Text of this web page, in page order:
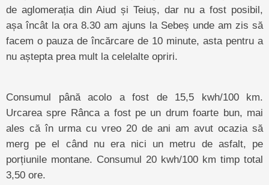
de aglomerația din Aiud și Teiuș, dar nu a fost posibil,
așa încât la ora 8.30 am ajuns la Sebeș unde am zis să
facem o pauza de încărcare de 10 minute, asta pentru a
nu aștepta prea mult la celelalte opriri.
Consumul până acolo a fost de 15,5 kwh/100 km.
Urcarea spre Rânca a fost pe un drum foarte bun, mai
ales că în urma cu vreo 20 de ani am avut ocazia să
merg pe el când nu era nici un metru de asfalt, pe
porțiunile montane. Consumul 20 kwh/100 km timp total
3,50 ore.